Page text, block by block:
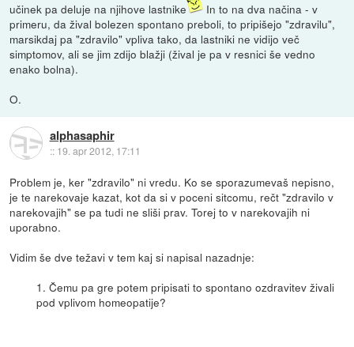
učinek pa deluje na njihove lastnike
In to na dva načina - v
primeru, da žival bolezen spontano preboli, to pripišejo "zdravilu",
marsikdaj pa "zdravilo" vpliva tako, da lastniki ne vidijo več
simptomov, ali se jim zdijo blažji (žival je pa v resnici še vedno
enako bolna).
O.
alphasaphir
:: 19. apr 2012, 17:11
Problem je, ker "zdravilo" ni vredu. Ko se sporazumevaš nepisno,
je te narekovaje kazat, kot da si v poceni sitcomu, rečt "zdravilo v
narekovajih" se pa tudi ne sliši prav. Torej to v narekovajih ni
uporabno.
Vidim še dve težavi v tem kaj si napisal nazadnje:
1. Čemu pa gre potem pripisati to spontano ozdravitev živali
pod vplivom homeopatije?